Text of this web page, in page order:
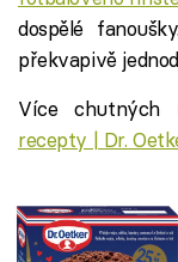
dospělé
překvapivě
Více chutných
recepty | Dr.